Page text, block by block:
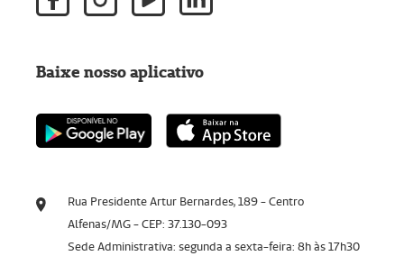
Rua Presidente Artur Bernardes, 189 - Centro
Alfenas/MG - CEP: 37.130-093
Sede Administrativa: segunda a sexta-feira: 8h às 17h30
Baixe nosso aplicativo